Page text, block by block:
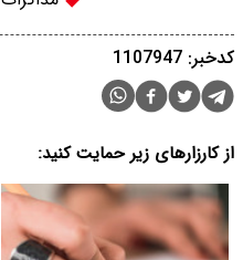
کدخبر: 1107947
از کارزارهای زیر حمایت کنید: